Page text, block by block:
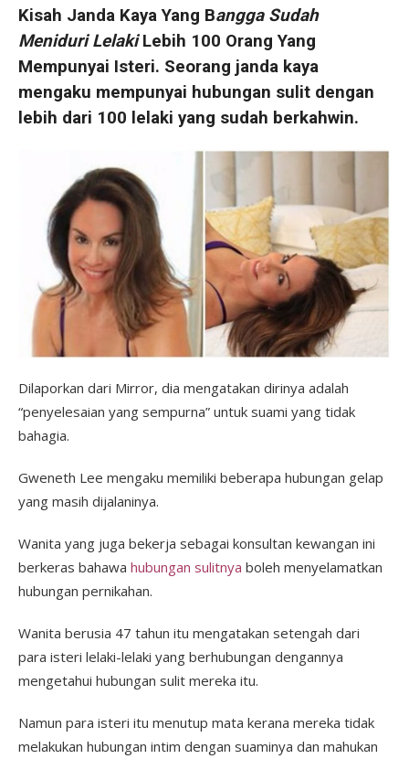
Kisah Janda Kaya Yang Bangga Sudah
Meniduri LelakiLebih 100 Orang Yang
Mempunyai Isteri. Seorang janda kaya
mengaku mempunyai hubungan sulit dengan
lebih dari 100 lelaki yang sudah berkahwin.
Dilaporkan dari Mirror, dia mengatakan dirinya adalah
“penyelesaian yang sempurna” untuk suami yang tidak
bahagia.
Gweneth Lee mengaku memiliki beberapa hubungan gelap
yang masih dijalaninya.
Wanita yang juga bekerja sebagai konsultan kewangan ini
berkeras bahawa hubungan sulitnya boleh menyelamatkan
hubungan pernikahan.
Wanita berusia 47 tahun itu mengatakan setengah dari
para isteri lelaki-lelaki yang berhubungan dengannya
mengetahui hubungan sulit mereka itu.
Namun para isteri itu menutup mata kerana mereka tidak
melakukan hubungan intim dengan suaminya dan mahukan